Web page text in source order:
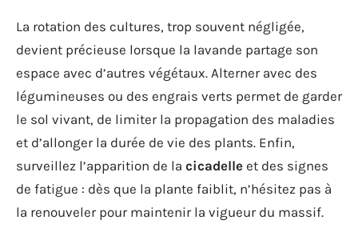
La rotation des cultures, trop souvent négligée,
devient précieuse lorsque la lavande partage son
espace avec d’autres végétaux. Alterner avec des
légumineuses ou des engrais verts permet de garder
le sol vivant, de limiter la propagation des maladies
et d’allonger la durée de vie des plants. Enfin,
surveillez l’apparition de la cicadelle et des signes
de fatigue : dès que la plante faiblit, n’hésitez pas à
la renouveler pour maintenir la vigueur du massif.